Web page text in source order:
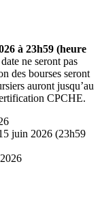
à 23h59 (heure
ne seront pas
des bourses seront
auront jusqu’au
CPCHE.
juin 2026 (23h59